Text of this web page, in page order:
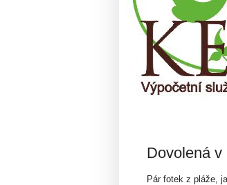
Dovolená
Pár fotek z pláže,